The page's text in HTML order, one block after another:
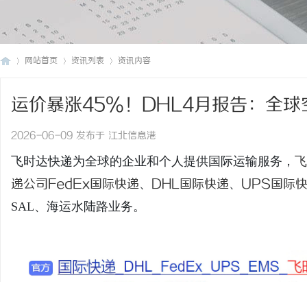
网站首页 资讯列表 资讯内容
运价暴涨45%！DHL4月报告：全
达快递官网
2026-06-09 发布于 江北信息港
飞时达快递为全球的企业和个人提供国际运输服务，
递公司FedEx国际快递、 DHL国际快递、 UPS国际
SAL、海运水陆路业务。